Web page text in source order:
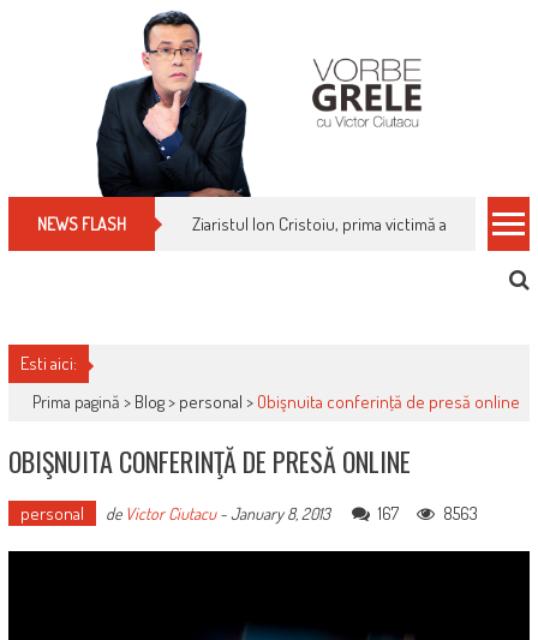
NEWS FLASH Ziaristul Ion Cristoiu, prima victimă a noi
Esti aici:
Prima pagină > Blog> personal > Obişnuita conferinţă de presă online
OBIŞNUITA CONFERINŢĂ DE PRESĂ ONLINE
personal de Victor Ciutacu-January 8, 2013 167 8563